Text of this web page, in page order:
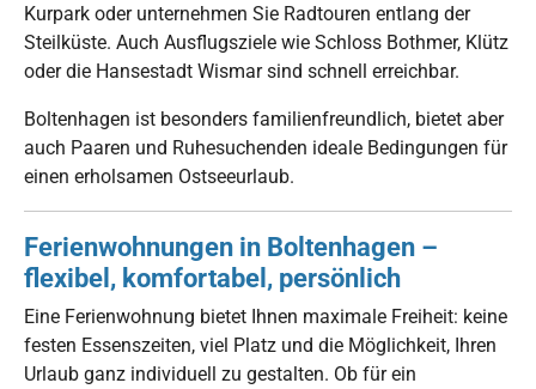
Kurpark oder unternehmen Sie Radtouren entlang der
Steilküste. Auch Ausflugsziele wie Schloss Bothmer, Klütz
oder die Hansestadt Wismar sind schnell erreichbar.
Boltenhagen ist besonders familienfreundlich, bietet aber
auch Paaren und Ruhesuchenden ideale Bedingungen für
einen erholsamen Ostseeurlaub.
Ferienwohnungen in Boltenhagen –
flexibel, komfortabel, persönlich
Eine Ferienwohnung bietet Ihnen maximale Freiheit: keine
festen Essenszeiten, viel Platz und die Möglichkeit, Ihren
Urlaub ganz individuell zu gestalten. Ob für ein